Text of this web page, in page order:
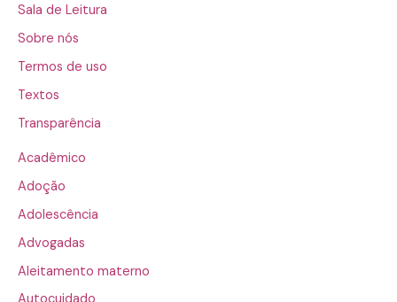
Sala de Leitura
Sobre nós
Termos de uso
Textos
Transparência
Acadêmico
Adoção
Adolescência
Advogadas
Aleitamento materno